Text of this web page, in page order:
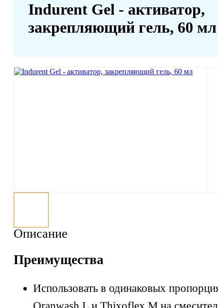
Indurent Gel - активатор,
закрепляющий гель, 60 мл
Описание
Преимущества
Использовать в одинаковых